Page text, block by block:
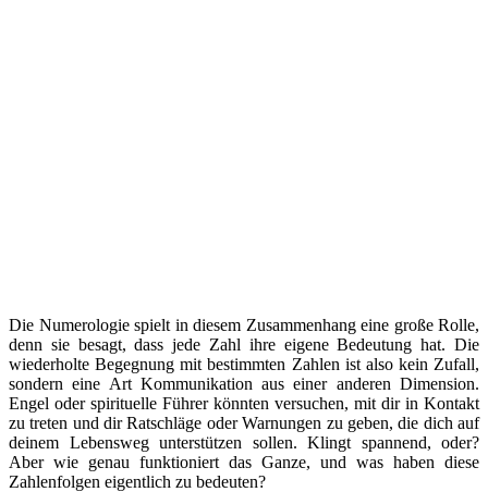
Die Numerologie spielt in diesem Zusammenhang eine große Rolle,
denn sie besagt, dass jede Zahl ihre eigene Bedeutung hat. Die
wiederholte Begegnung mit bestimmten Zahlen ist also kein Zufall,
sondern eine Art Kommunikation aus einer anderen Dimension.
Engel oder spirituelle Führer könnten versuchen, mit dir in Kontakt
zu treten und dir Ratschläge oder Warnungen zu geben, die dich auf
deinem Lebensweg unterstützen sollen. Klingt spannend, oder?
Aber wie genau funktioniert das Ganze, und was haben diese
Zahlenfolgen eigentlich zu bedeuten?